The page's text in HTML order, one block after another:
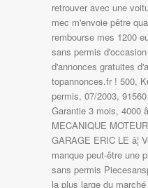
retrouver avec une
mec m'envoie pêtre
rembourse mes 1200
sans permis
d'annonces gratuites
topannonces.fr ! 500,
permis, 07/2003,
Garantie 3 mois, 4000
MECANIQUE
GARAGE ERIC LE â¦
manque peut-être une
sans permis
la plus large du